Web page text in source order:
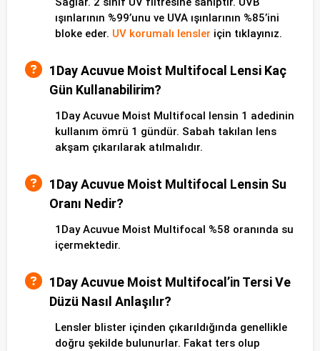
ışınlarının %99’unu ve UVA ışınlarının %85’ini
bloke eder. UV korumalı lensler için tıklayınız.
1Day Acuvue Moist Multifocal Lensi Kaç
Gün Kullanabilirim?
1Day Acuvue Moist Multifocal lensin 1 adedinin
kullanım ömrü 1 gündür. Sabah takılan lens
akşam çıkarılarak atılmalıdır.
1Day Acuvue Moist Multifocal Lensin Su
Oranı Nedir?
1Day Acuvue Moist Multifocal %58 oranında su
içermektedir.
1Day Acuvue Moist Multifocal’in Tersi Ve
Düzü Nasıl Anlaşılır?
Lensler blister içinden çıkarıldığında genellikle
doğru şekilde bulunurlar. Fakat ters olup